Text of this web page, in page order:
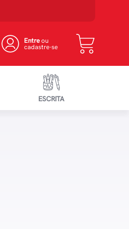
Entreou
cadastre-se
ESCRITA